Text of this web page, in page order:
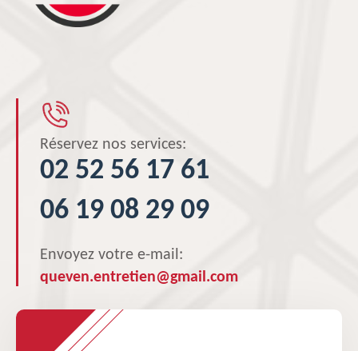
Réservez nos services:
02 52 56 17 61
06 19 08 29 09
Envoyez votre e-mail:
queven.entretien@gmail.com